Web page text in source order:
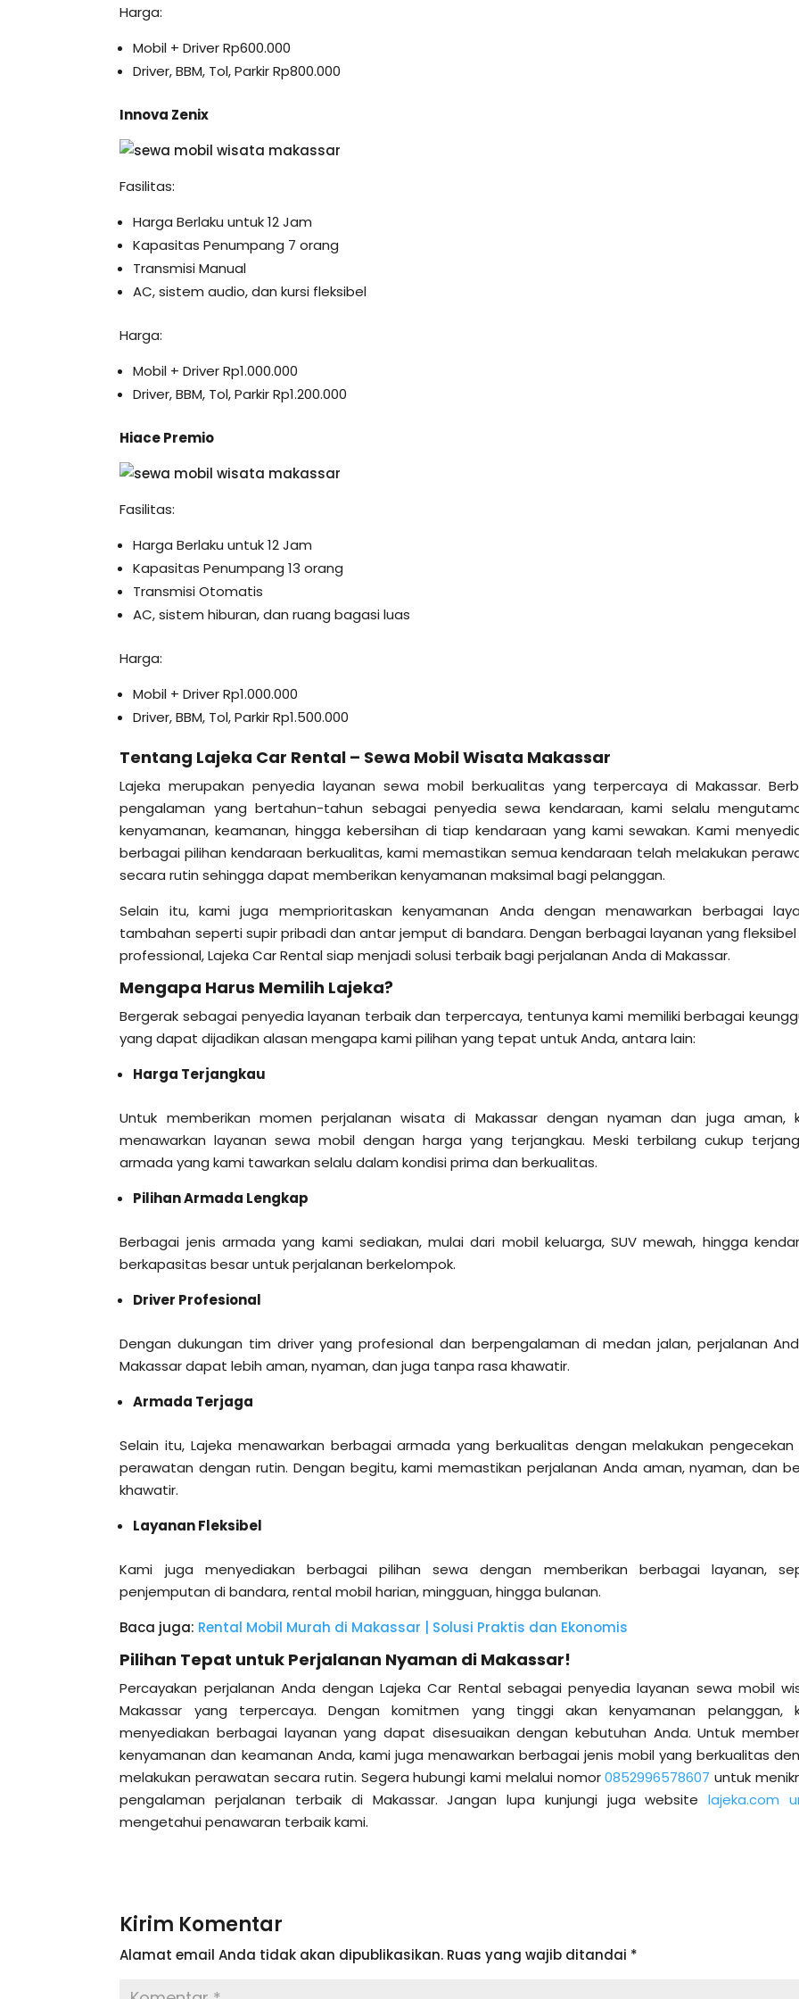
Harga:
Mobil + Driver Rp600.000
Driver, BBM, Tol, Parkir Rp800.000
Innova Zenix
Fasilitas:
Harga Berlaku untuk 12 Jam
Kapasitas Penumpang 7 orang
Transmisi Manual
AC, sistem audio, dan kursi fleksibel
Harga:
Mobil + Driver Rp1.000.000
Driver, BBM, Tol, Parkir Rp1.200.000
Hiace Premio
Fasilitas:
Harga Berlaku untuk 12 Jam
Kapasitas Penumpang 13 orang
Transmisi Otomatis
AC, sistem hiburan, dan ruang bagasi luas
Harga:
Mobil + Driver Rp1.000.000
Driver, BBM, Tol, Parkir Rp1.500.000
Tentang Lajeka Car Rental – Sewa Mobil Wisata Makassar
Lajeka merupakan penyedia layanan sewa mobil berkualitas yang terpercaya di Makassar.
pengalaman yang bertahun-tahun sebagai penyedia sewa kendaraan, kami selalu
kenyamanan, keamanan, hingga kebersihan di tiap kendaraan yang kami sewakan. Kami
berbagai pilihan kendaraan berkualitas, kami memastikan semua kendaraan telah melakukan
secara rutin sehingga dapat memberikan kenyamanan maksimal bagi pelanggan.
Selain itu, kami juga memprioritaskan kenyamanan Anda dengan menawarkan berbagai
tambahan seperti supir pribadi dan antar jemput di bandara. Dengan berbagai layanan yang
professional, Lajeka Car Rental siap menjadi solusi terbaik bagi perjalanan Anda di Makassar.
Mengapa Harus Memilih Lajeka?
Bergerak sebagai penyedia layanan terbaik dan terpercaya, tentunya kami memiliki berbagai
yang dapat dijadikan alasan mengapa kami pilihan yang tepat untuk Anda, antara lain:
Harga Terjangkau
Untuk memberikan momen perjalanan wisata di Makassar dengan nyaman dan juga aman,
menawarkan layanan sewa mobil dengan harga yang terjangkau. Meski terbilang cukup
armada yang kami tawarkan selalu dalam kondisi prima dan berkualitas.
Pilihan Armada Lengkap
Berbagai jenis armada yang kami sediakan, mulai dari mobil keluarga, SUV mewah, hingga
berkapasitas besar untuk perjalanan berkelompok.
Driver Profesional
Dengan dukungan tim driver yang profesional dan berpengalaman di medan jalan, perjalanan
Makassar dapat lebih aman, nyaman, dan juga tanpa rasa khawatir.
Armada Terjaga
Selain itu, Lajeka menawarkan berbagai armada yang berkualitas dengan melakukan
perawatan dengan rutin. Dengan begitu, kami memastikan perjalanan Anda aman, nyaman, dan
khawatir.
Layanan Fleksibel
Kami juga menyediakan berbagai pilihan sewa dengan memberikan berbagai layanan,
penjemputan di bandara, rental mobil harian, mingguan, hingga bulanan.
Baca juga: Rental Mobil Murah di Makassar | Solusi Praktis dan Ekonomis
Pilihan Tepat untuk Perjalanan Nyaman di Makassar!
Percayakan perjalanan Anda dengan Lajeka Car Rental sebagai penyedia layanan sewa mobil
Makassar yang terpercaya. Dengan komitmen yang tinggi akan kenyamanan pelanggan,
menyediakan berbagai layanan yang dapat disesuaikan dengan kebutuhan Anda. Untuk
kenyamanan dan keamanan Anda, kami juga menawarkan berbagai jenis mobil yang berkualitas
melakukan perawatan secara rutin. Segera hubungi kami melalui nomor0852996578607 untuk
pengalaman perjalanan terbaik di Makassar. Jangan lupa kunjungi juga websitelajeka.com
mengetahui penawaran terbaik kami.
Kirim Komentar
Alamat email Anda tidak akan dipublikasikan. Ruas yang wajib ditandai *